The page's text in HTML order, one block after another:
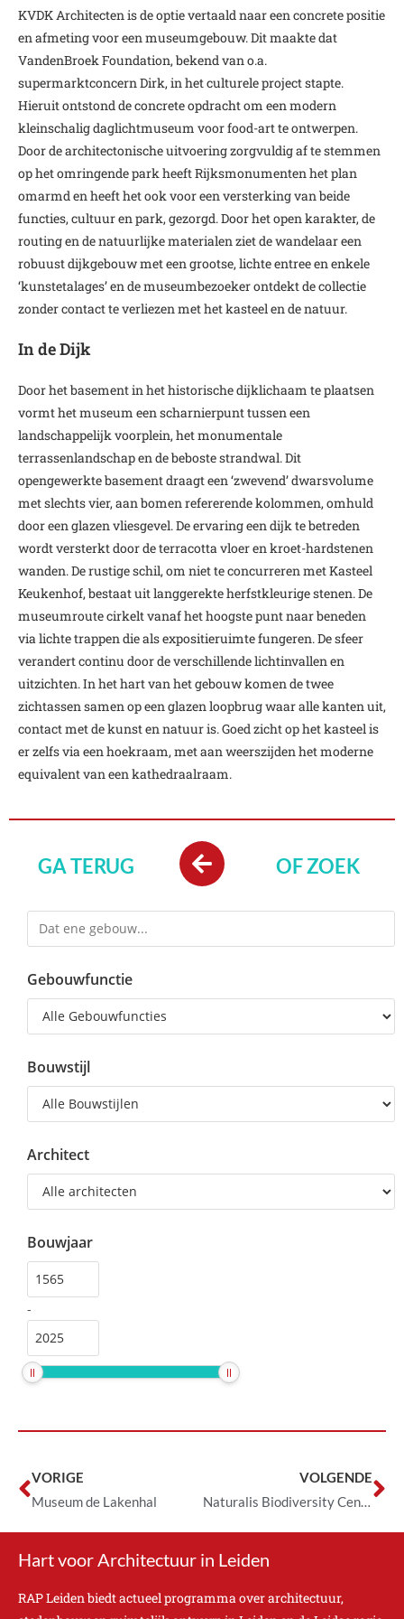
KVDK Architecten is de optie vertaald naar een concrete positie
en afmeting voor een museumgebouw. Dit maakte dat
VandenBroek Foundation, bekend van o.a.
supermarktconcern Dirk, in het culturele project stapte.
Hieruit ontstond de concrete opdracht om een modern
kleinschalig daglichtmuseum voor food-art te ontwerpen.
Door de architectonische uitvoering zorgvuldig af te stemmen
op het omringende park heeft Rijksmonumenten het plan
omarmd en heeft het ook voor een versterking van beide
functies, cultuur en park, gezorgd. Door het open karakter, de
routing en de natuurlijke materialen ziet de wandelaar een
robuust dijkgebouw met een grootse, lichte entree en enkele
‘kunstetalages’ en de museumbezoeker ontdekt de collectie
zonder contact te verliezen met het kasteel en de natuur.
In de Dijk
Door het basement in het historische dijklichaam te plaatsen
vormt het museum een scharnierpunt tussen een
landschappelijk voorplein, het monumentale
terrassenlandschap en de beboste strandwal. Dit
opengewerkte basement draagt een ‘zwevend’ dwarsvolume
met slechts vier, aan bomen refererende kolommen, omhuld
door een glazen vliesgevel. De ervaring een dijk te betreden
wordt versterkt door de terracotta vloer en kroet-hardstenen
wanden. De rustige schil, om niet te concurreren met Kasteel
Keukenhof, bestaat uit langgerekte herfstkleurige stenen. De
museumroute cirkelt vanaf het hoogste punt naar beneden
via lichte trappen die als expositieruimte fungeren. De sfeer
verandert continu door de verschillende lichtinvallen en
uitzichten. In het hart van het gebouw komen de twee
zichtassen samen op een glazen loopbrug waar alle kanten uit,
contact met de kunst en natuur is. Goed zicht op het kasteel is
er zelfs via een hoekraam, met aan weerszijden het moderne
equivalent van een kathedraalraam.
GA TERUG OF ZOEK
Gebouwfunctie
Bouwstijl
Architect
Bouwjaar
-
VORIGE
Museum de Lakenhal
VOLGENDE
Naturalis Biodiversity Center
Hart voor Architectuur in Leiden
RAP Leiden biedt actueel programma over architectuur,